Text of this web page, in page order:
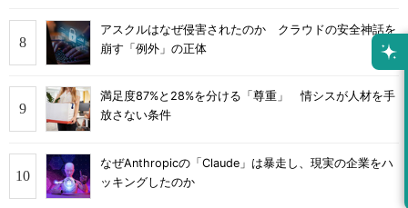
アスクルはなぜ侵害されたのか クラウドの安全神話を
崩す「例外」の正体
満足度87%と28%を分ける「尊重」 情シスが人材を手
放さない条件
なぜAnthropicの「Claude」は暴走し、現実の企業をハ
ッキングしたのか